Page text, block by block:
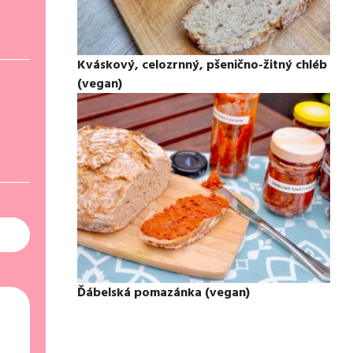
Kváskový, celozrnný, pšenično-žitný chléb
(vegan)
Ďábelská pomazánka (vegan)